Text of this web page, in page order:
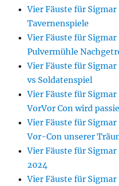
Vier Fäuste für Sigmar
Tavernenspiele
Vier Fäuste für Sigmar
Pulvermühle
Vier Fäuste für
vs Soldatenspiel
Vier Fäuste für Sigmar
VorVor Con wird
Vier Fäuste für
Vor-Con unserer
Vier Fäuste für
2024
Vier Fäuste für